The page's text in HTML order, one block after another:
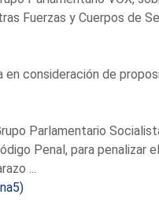
Fuerzas y Cuerpos de
en consideración de
Parlamentario
Penal, para penalizar
...